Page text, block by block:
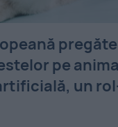
pe
un